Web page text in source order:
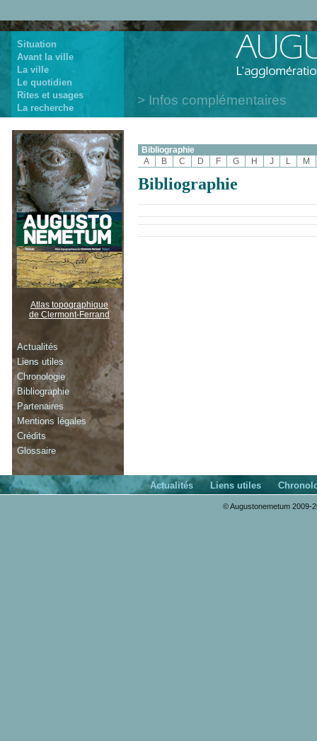
Situation
Avant la ville
La ville
Le quotidien
Rites et usages
La recherche
Infos complémentaires
Bibliographie
A
B C D F G H J L M
Bibliographie
Atlas topographique
de Clermont-Ferrand
Actualités
Liens utiles
Chronologie
Bibliographie
Partenaires
Mentions légales
Crédits
Glossaire
Actualités Liens utiles
© Augustonemetum 2009-